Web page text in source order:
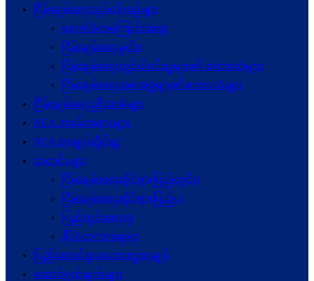
ငြိမ်းချမ်းရေးလုပ်ငန်းစဉ်များ
နောက်ခံအကြောင်းအရာ
ငြိမ်းချမ်းရေးမူဝါဒ
ငြိမ်းချမ်းရေးတွင်ပါဝင်သူများ၏ စကားသံများ
ငြိမ်းချမ်းရေးအစုအဖွဲ့များ၏စကားသံများ
ငြိမ်းချမ်းရေးညီလာခံများ
NCA အခမ်းအနားများ
NCA စာချုပ်ဆိုင်ရာ
သတင်းများ
ငြိမ်းချမ်းရေးဆိုင်ရာ(ပြည်တွင်း)
ငြိမ်းချမ်းရေးဆိုင်ရာ(ပြည်ပ)
ပြည်တွင်းရေးရာ
နိုင်ငံတကာရေးရာ
ပြည်ထောင်စုသဘောတူစာချုပ်
ဆောင်ရွက်ချက်များ